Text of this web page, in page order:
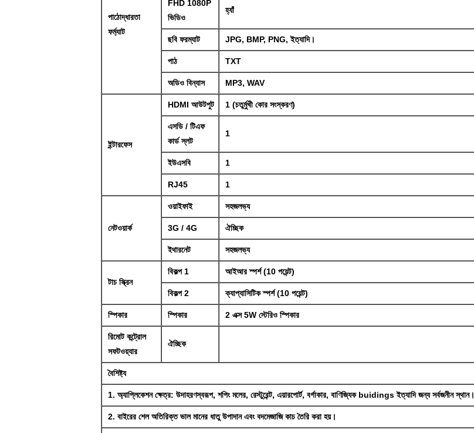
পাঠোদ্ধারতা
ফর্ম্যাট
FHD 1080P
ভিডিও
হ্যাঁ
ছবি ফরম্যাট JPG, BMP, PNG, ইত্যাদি।
পাঠ TXT
অডিও বিন্যাস MP3, WAV
ইন্টারফেস
HDMI আউটপুট 1 (চতুর্মুখী কোর সংস্করণ)
এসডি / টিএফ
কার্ড স্লট
1
ইউএসবি 1
RJ45 1
নেটওয়ার্ক
ওয়াইফাই সহজলভ্য
3G / 4G ঐচ্ছিক
ইথারনেট সহজলভ্য
টাচ স্ক্রিন
বিকল্প 1 আইআর স্পর্শ (10 পয়েন্ট)
বিকল্প 2 ক্যাপ্যাসিটিক স্পর্শ (10 পয়েন্ট)
স্পিকার স্পিকার 2 এক্স 5W স্টেরিও স্পিকার
রিমোট কন্ট্রোল
সফটওয়্যার
ঐচ্ছিক
বৈশিষ্ট্য
1. অ্যাপ্লিকেশন ক্ষেত্র: উদাহরণস্বরূপ, শপিং মলের, রেস্টুরেন্ট, এয়ারপোর্ট, বর্গাকার, বাণিজ্যিক buidings ইত্যাদি জন্য সর্বজনীন স্থান।
2. বাইরের শেল অতিরিক্ত ভাল মানের ধাতু উপাদান এবং বদমেজাজি কাচ তৈরি করা হয়।